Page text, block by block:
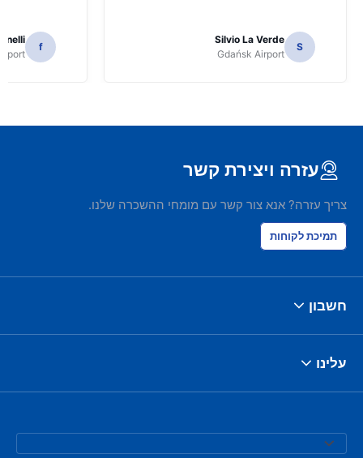
S
Silvio La Verde
Gdańsk Airport
f
עזרה ויצירת קשר
צריך עזרה? אנא צור קשר עם מומחי ההשכרה שלנו.
תמיכת לקוחות
חשבון
עלינו